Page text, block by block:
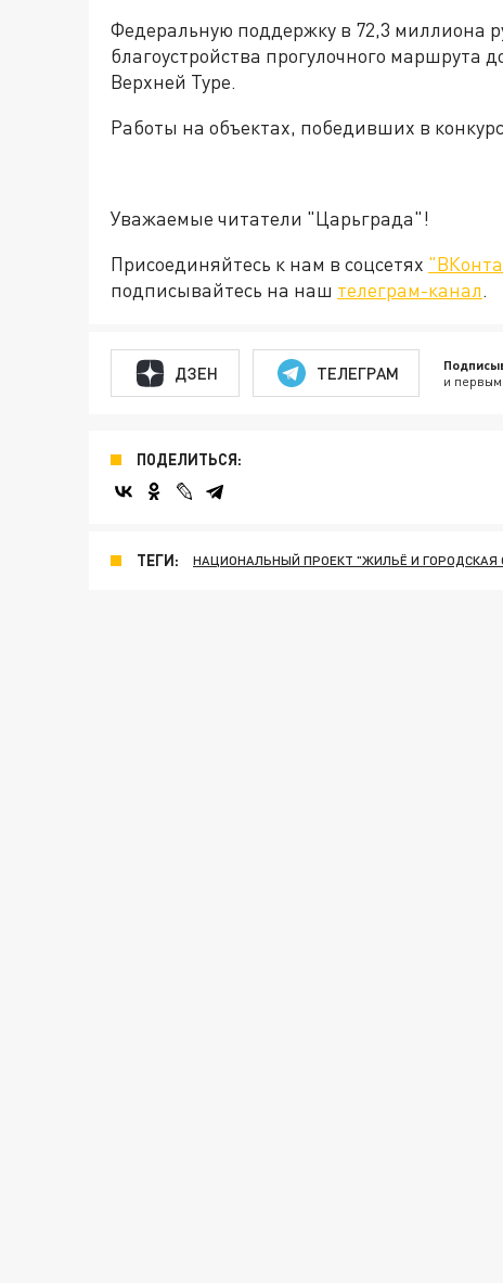
Федеральную поддержку в 72,3 миллиона
благоустройства прогулочного
Верхней Туре.
Работы на объектах, победивших в
Уважаемые читатели "Царьграда"!
Присоединяйтесь к нам в соцсетях
подписывайтесь на наш телеграм-канал.
ДЗЕН ТЕЛЕГРАМ и
ПОДЕЛИТЬСЯ:
ТЕГИ: НАЦИОНАЛЬНЫЙ ПРОЕКТ "ЖИЛЬЁ И ГОРОДСКАЯ